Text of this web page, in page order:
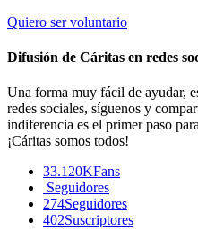
Quiero ser voluntario
Difusión de Cáritas en redes
Una forma muy fácil de ayudar,
redes sociales, síguenos y
indiferencia es el primer paso
¡Cáritas somos todos!
33.120KFans
Seguidores
274Seguidores
402Suscriptores